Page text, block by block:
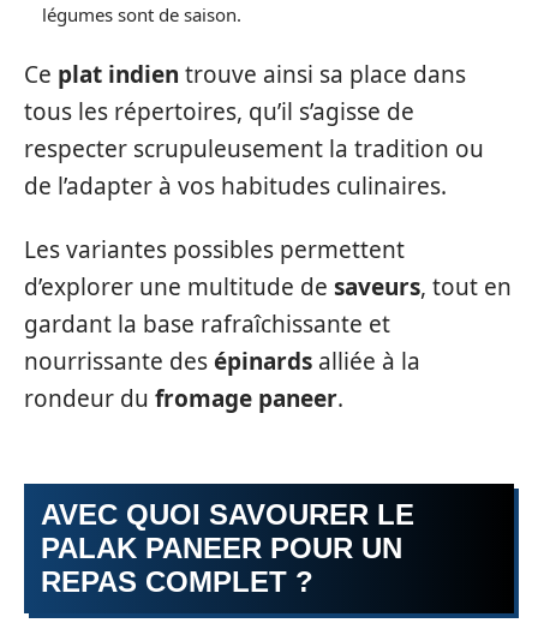
légumes sont de saison.
Ce plat indien trouve ainsi sa place dans
tous les répertoires, qu’il s’agisse de
respecter scrupuleusement la tradition ou
de l’adapter à vos habitudes culinaires.
Les variantes possibles permettent
d’explorer une multitude de saveurs, tout en
gardant la base rafraîchissante et
nourrissante desépinards alliée à la
rondeur du fromage paneer.
AVEC QUOI SAVOURER LE
PALAK PANEER POUR UN
REPAS COMPLET ?